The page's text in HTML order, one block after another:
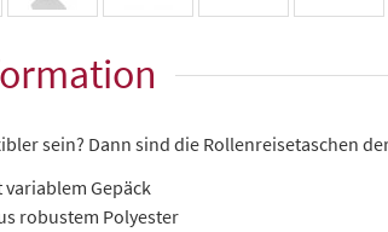
sein? Dann sind die Rollenreisetaschen
variablem Gepäck
robustem Polyester